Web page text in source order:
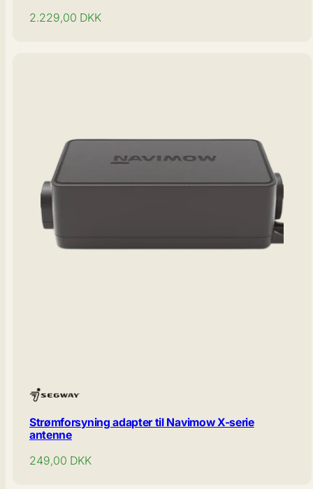
Normal
2.229,00 DKK
Strømforsyning adapter til Navimow X-serie
antenne
Normal
249,00 DKK